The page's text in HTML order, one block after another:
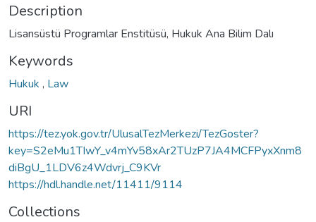
Description
Lisansüstü Programlar Enstitüsü, Hukuk Ana Bilim Dalı
Keywords
Hukuk , Law
URI
https://tez.yok.gov.tr/UlusalTezMerkezi/TezGoster?
key=S2eMu1TIwY_v4mYv58xAr2TUzP7JA4MCFPyxXnm8
diBgU_1LDV6z4Wdvrj_C9KVr
https://hdl.handle.net/11411/9114
Collections